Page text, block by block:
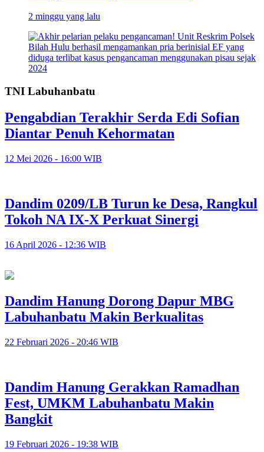
2 minggu yang lalu
TNI Labuhanbatu
Pengabdian Terakhir Serda Edi Sofian
Diantar Penuh Kehormatan
12 Mei 2026 - 16:00 WIB
Dandim 0209/LB Turun ke Desa, Rangkul
Tokoh NA IX-X Perkuat Sinergi
16 April 2026 - 12:36 WIB
Dandim Hanung Dorong Dapur MBG
Labuhanbatu Makin Berkualitas
22 Februari 2026 - 20:46 WIB
Dandim Hanung Gerakkan Ramadhan
Fest, UMKM Labuhanbatu Makin
Bangkit
19 Februari 2026 - 19:38 WIB